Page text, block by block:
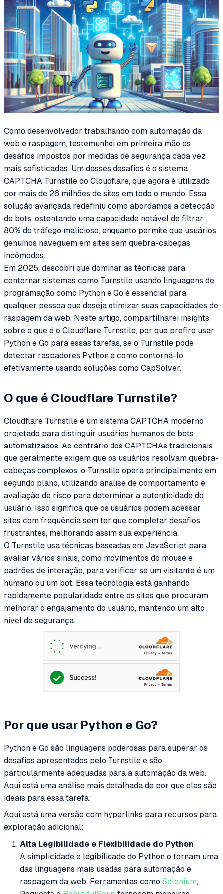
Como desenvolvedor trabalhando com automação da
web e raspagem, testemunhei em primeira mão os
desafios impostos por medidas de segurança cada vez
mais sofisticadas. Um desses desafios é o sistema
CAPTCHA Turnstile do Cloudflare, que agora é utilizado
por mais de 26 milhões de sites em todo o mundo. Essa
solução avançada redefiniu como abordamos a detecção
de bots, ostentando uma capacidade notável de filtrar
80% do tráfego malicioso, enquanto permite que usuários
genuínos naveguem em sites sem quebra-cabeças
incômodos.
Em 2025, descobri que dominar as técnicas para
contornar sistemas como Turnstile usando linguagens de
programação como Python e Go é essencial para
qualquer pessoa que deseja otimizar suas capacidades de
raspagem da web. Neste artigo, compartilharei insights
sobre o que é o Cloudflare Turnstile, por que prefiro usar
Python e Go para essas tarefas, se o Turnstile pode
detectar raspadores Python e como contorná-lo
efetivamente usando soluções como CapSolver.
O que é Cloudflare Turnstile?
Cloudflare Turnstile é um sistema CAPTCHA moderno
projetado para distinguir usuários humanos de bots
automatizados. Ao contrário dos CAPTCHAs tradicionais
que geralmente exigem que os usuários resolvam quebra-
cabeças complexos, o Turnstile opera principalmente em
segundo plano, utilizando análise de comportamento e
avaliação de risco para determinar a autenticidade do
usuário. Isso significa que os usuários podem acessar
sites com frequência sem ter que completar desafios
frustrantes, melhorando assim sua experiência.
O Turnstile usa técnicas baseadas em JavaScript para
avaliar vários sinais, como movimentos do mouse e
padrões de interação, para verificar se um visitante é um
humano ou um bot. Essa tecnologia está ganhando
rapidamente popularidade entre os sites que procuram
melhorar o engajamento do usuário, mantendo um alto
nível de segurança.
Por que usar Python e Go?
Python e Go são linguagens poderosas para superar os
desafios apresentados pelo Turnstile e são
particularmente adequadas para a automação da web.
Aqui está uma análise mais detalhada de por que eles são
ideais para essa tarefa:
Aqui está uma versão com hyperlinks para recursos para
exploração adicional:
Alta Legibilidade e Flexibilidade do Python
A simplicidade e legibilidade do Python o tornam uma
das linguagens mais usadas para automação e
raspagem da web. Ferramentas como Selenium,